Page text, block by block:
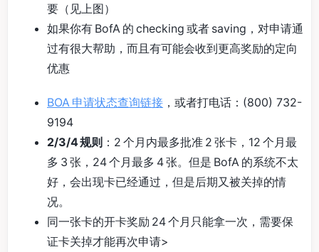
要（见上图）
如果你有 BofA 的 checking 或者 saving，对申请通
过有很大帮助，而且有可能会收到更高奖励的定向
优惠
BOA 申请状态查询链接 ，或者打电话：(800) 732-
9194
2/3/4 规则 ：2 个月内最多批准 2 张卡，12 个月最
多 3 张，24 个月最多 4 张。但是 BofA 的系统不太
好，会出现卡已经通过，但是后期又被关掉的情
况。
同一张卡的开卡奖励 24 个月只能拿一次，需要保
证卡关掉才能再次申请>